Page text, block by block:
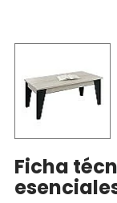
Ficha